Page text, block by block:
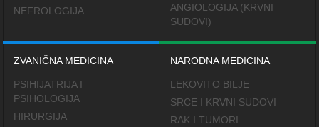
NEFROLOGIJA
ANGIOLOGIJA (KRVNI
SUDOVI)
ZVANIČNA MEDICINA
PSIHIJATRIJA I
PSIHOLOGIJA
HIRURGIJA
NARODNA MEDICINA
LEKOVITO BILJE
SRCE I KRVNI SUDOVI
RAK I TUMORI